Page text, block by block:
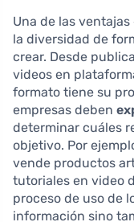
Una de las
la diversidad de
crear. Desde
videos en
formato tiene su
empresas deben
determinar cuáles
objetivo. Por
vende productos
tutoriales en video
proceso de uso de
información sino